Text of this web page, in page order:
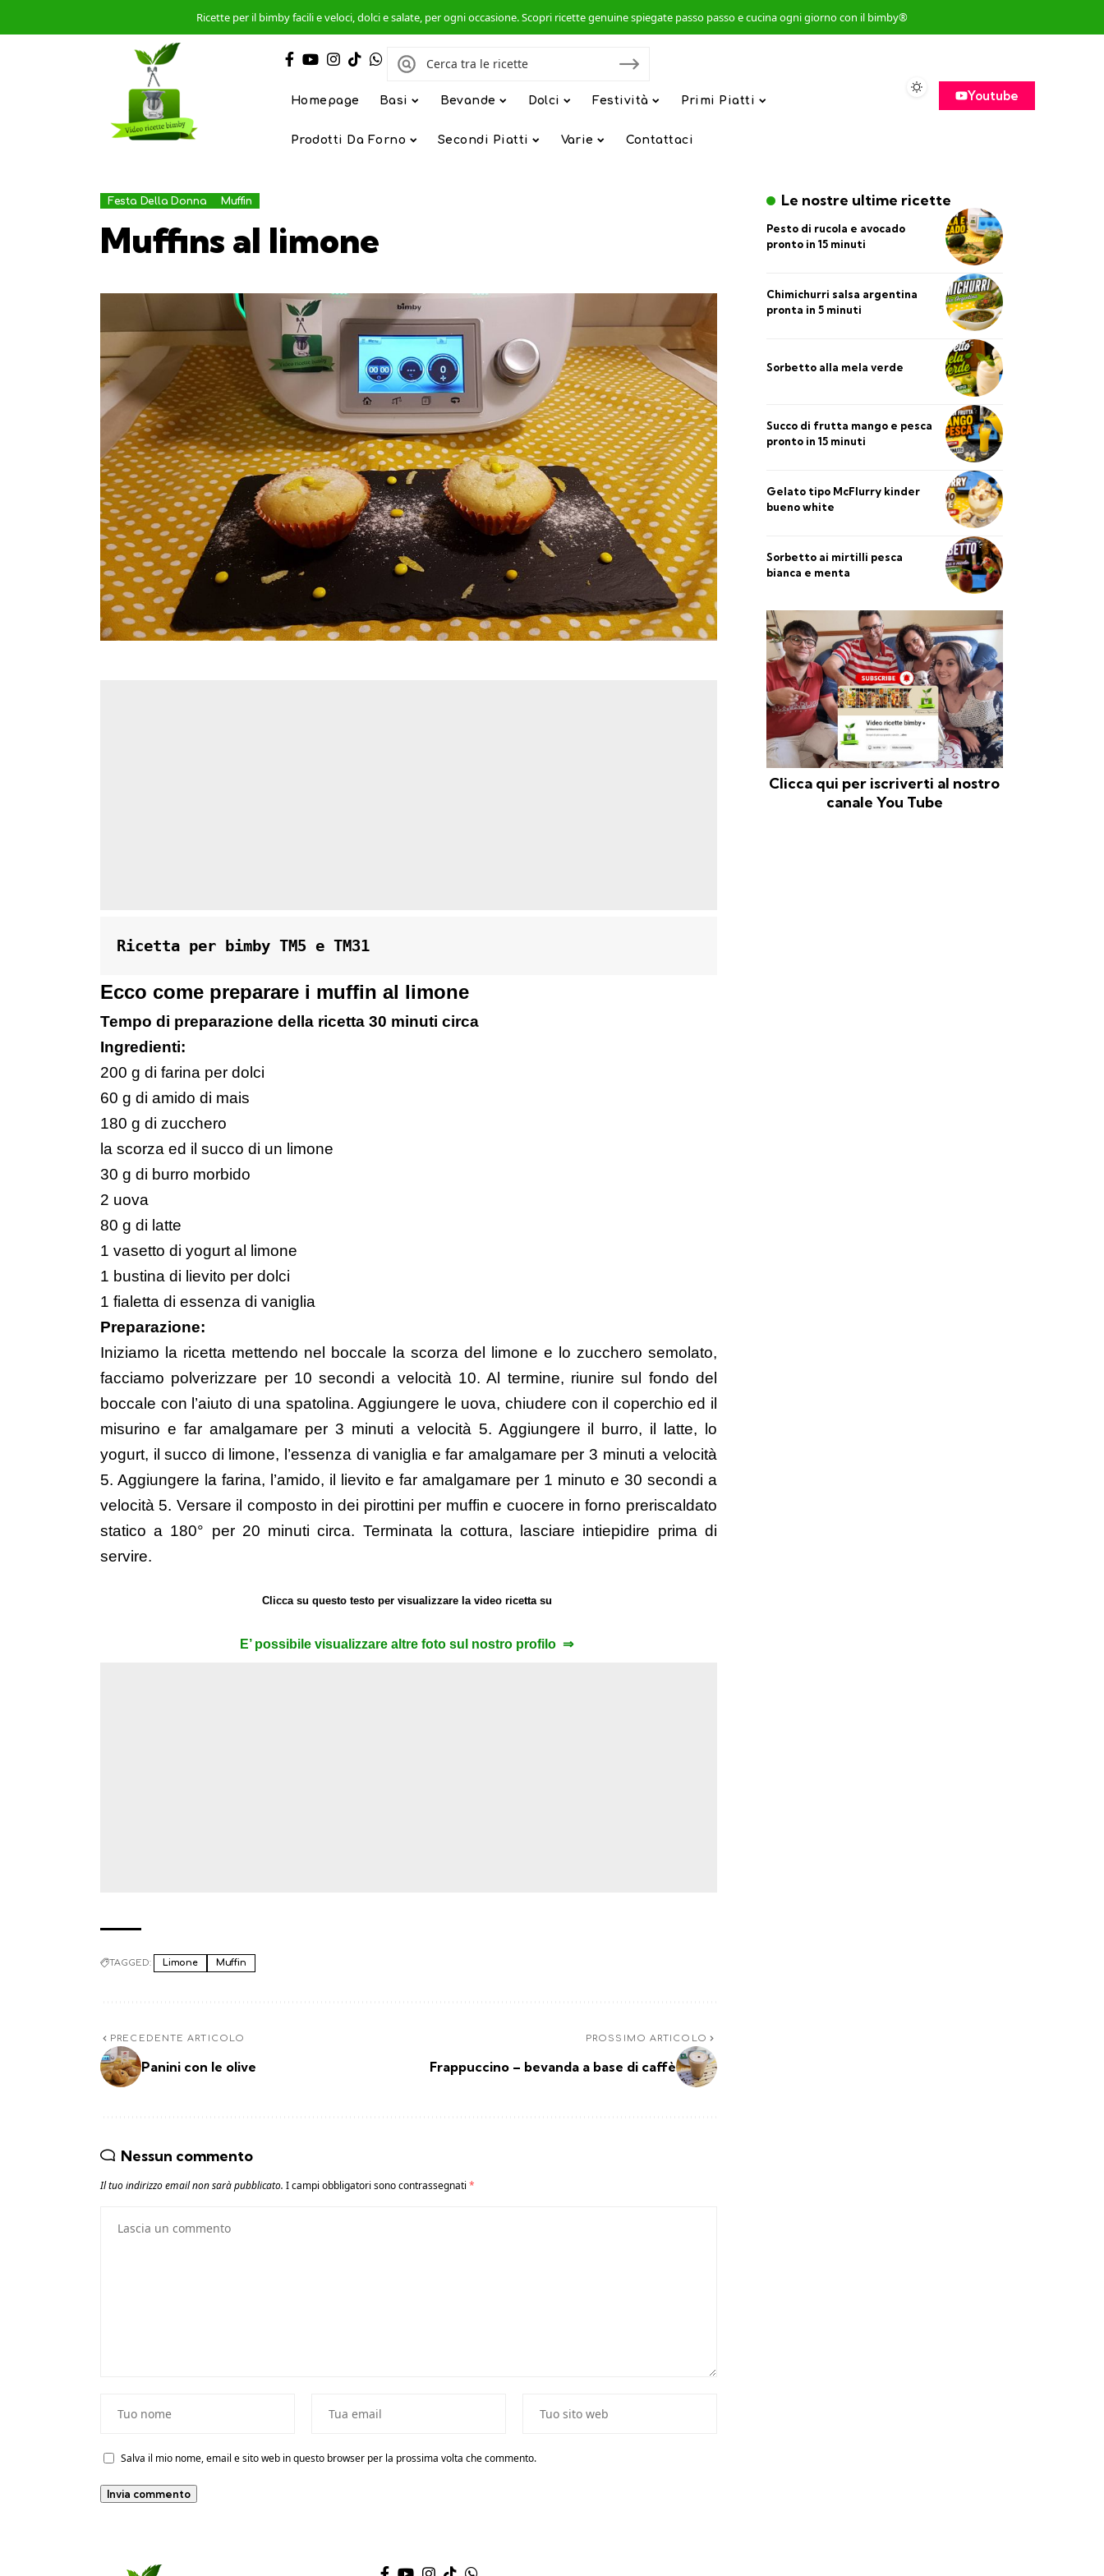
Ricette per il bimby facili e veloci, dolci e salate, per ogni occasione. Scopri ricette genuine spiegate passo passo e cucina ogni giorno con il bimby®
Homepage Basi Bevande Dolci Festività Primi Piatti
Prodotti Da Forno Secondi Piatti Varie Contattaci
Youtube
Festa Della Donna Muffin
Muffins al limone
Ricetta per bimby TM5 e TM31
Ecco come preparare i muffin al limone
Tempo di preparazione della ricetta 30 minuti circa
Ingredienti:
200 g di farina per dolci
60 g di amido di mais
180 g di zucchero
la scorza ed il succo di un limone
30 g di burro morbido
2 uova
80 g di latte
1 vasetto di yogurt al limone
1 bustina di lievito per dolci
1 fialetta di essenza di vaniglia
Preparazione:
Iniziamo la ricetta mettendo nel boccale la scorza del limone e lo zucchero semolato,
facciamo polverizzare per 10 secondi a velocità 10. Al termine, riunire sul fondo del
boccale con l’aiuto di una spatolina. Aggiungere le uova, chiudere con il coperchio ed il
misurino e far amalgamare per 3 minuti a velocità 5. Aggiungere il burro, il latte, lo
yogurt, il succo di limone, l’essenza di vaniglia e far amalgamare per 3 minuti a velocità
5. Aggiungere la farina, l’amido, il lievito e far amalgamare per 1 minuto e 30 secondi a
velocità 5. Versare il composto in dei pirottini per muffin e cuocere in forno preriscaldato
statico a 180° per 20 minuti circa. Terminata la cottura, lasciare intiepidire prima di
servire.
Clicca su questo testo per visualizzare la video ricetta su
E’ possibile visualizzare altre foto sul nostro profilo ⇒
TAGGED: Limone Muffin
PRECEDENTE ARTICOLO
Panini con le olive
PROSSIMO ARTICOLO
Frappuccino – bevanda a base di caffè
Nessun commento
Il tuo indirizzo email non sarà pubblicato. I campi obbligatori sono contrassegnati *
Salva il mio nome, email e sito web in questo browser per la prossima volta che commento.
Le nostre ultime ricette
Pesto di rucola e avocado
pronto in 15 minuti
Chimichurri salsa argentina
pronta in 5 minuti
Sorbetto alla mela verde
Succo di frutta mango e pesca
pronto in 15 minuti
Gelato tipo McFlurry kinder
bueno white
Sorbetto ai mirtilli pesca
bianca e menta
Clicca qui per iscriverti al nostro
canale You Tube